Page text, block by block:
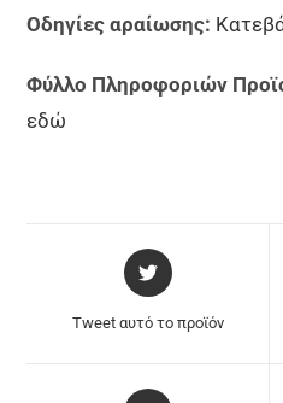
Οδηγίες αραίωσης:
Φύλλο Πληροφοριών
εδώ
Tweet αυτό το προϊόν